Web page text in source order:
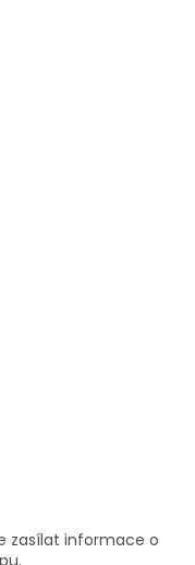
zasílat informace o